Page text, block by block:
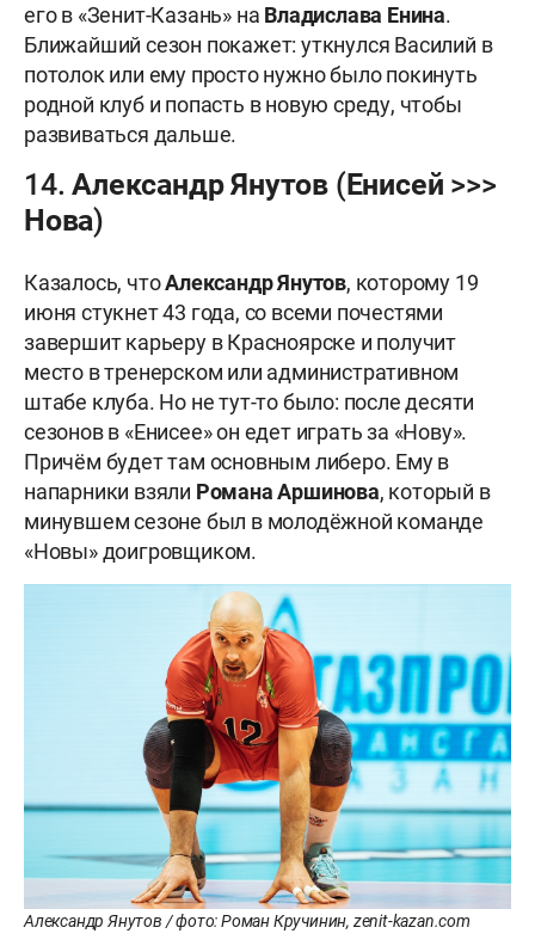
его в «Зенит-Казань» на Владислава Енина.
Ближайший сезон покажет: уткнулся Василий в
потолок или ему просто нужно было покинуть
родной клуб и попасть в новую среду, чтобы
развиваться дальше.
14. Александр Янутов (Енисей >>>
Нова)
Казалось, чтоАлександр Янутов, которому 19
июня стукнет 43 года, со всеми почестями
завершит карьеру в Красноярске и получит
место в тренерском или административном
штабе клуба. Но не тут-то было: после десяти
сезонов в «Енисее» он едет играть за «Нову».
Причём будет там основным либеро. Ему в
напарники взяли Романа Аршинова, который в
минувшем сезоне был в молодёжной команде
«Новы» доигровщиком.
Александр Янутов / фото: Роман Кручинин, zenit-kazan.com